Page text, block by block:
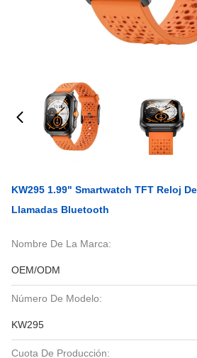
KW295 1.99" Smartwatch TFT Reloj
Llamadas Bluetooth
Nombre De La Marca:
OEM/ODM
Número De Modelo:
KW295
Cuota De Producción: